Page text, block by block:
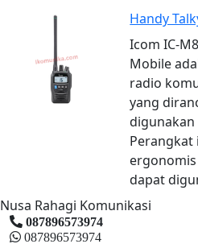
Handy
Icom IC-
Mobile
radio
yang
Perangkat
dapat
Nusa Rahagi Komunikasi
087896573974
087896573974